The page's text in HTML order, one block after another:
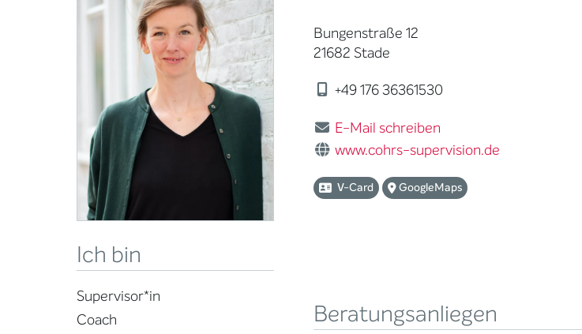
Ich bin
Supervisor*in
Coach
Bungenstraße 12
21682 Stade
+49 176 36361530
E-Mail schreiben
www.cohrs-supervision.de
V-Card GoogleMaps
Beratungsanliegen